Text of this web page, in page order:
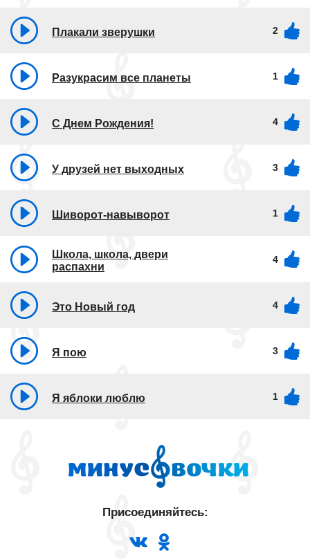
Плакали зверушки 2
Разукрасим все планеты 1
С Днем Рождения! 4
У друзей нет выходных 3
Шиворот-навыворот 1
Школа, школа, двери
распахни
4
Это Новый год 4
Я пою 3
Я яблоки люблю 1
Присоединяйтесь: